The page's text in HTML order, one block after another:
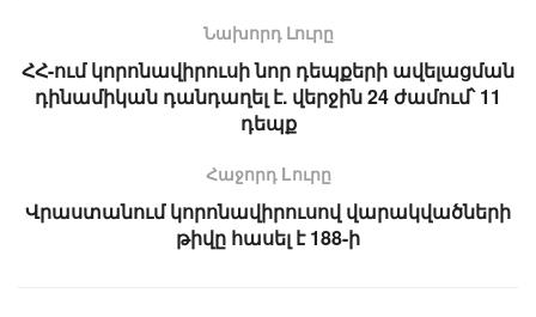
Նախորդ Լուրը
ՀՀ-ում կորոնավիրուսի նոր դեպքերի ավելացման
դինամիկան դանդաղել է. վերջին 24 ժամում՝ 11
դեպք
Հաջորդ Lուրը
Վրաստանում կորոնավիրուսով վարակվածների
թիվը հասել է 188-ի